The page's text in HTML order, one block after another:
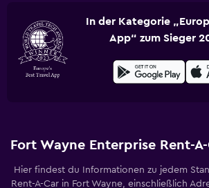
In der Kategorie
App“ zum Sieger
Fort Wayne Enterprise Rent-
Hier findest du Informationen zu jedem
Rent-A-Car in Fort Wayne, einschließlich